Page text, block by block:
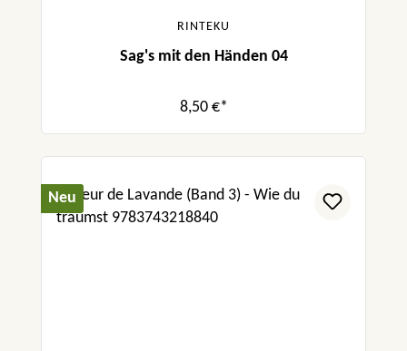
RINTEKU
Sag's mit den Händen 04
8,50 €*
Neu